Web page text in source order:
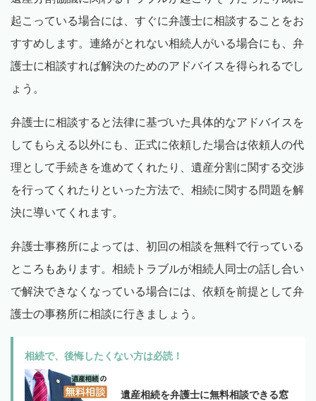
起こっている場合には、すぐに弁護士に相談することをお
すすめします。連絡がとれない相続人がいる場合にも、弁
護士に相談すれば解決のためのアドバイスを得られるでし
ょう。
弁護士に相談すると法律に基づいた具体的なアドバイスを
してもらえる以外にも、正式に依頼した場合は依頼人の代
理として手続きを進めてくれたり、遺産分割に関する交渉
を行ってくれたりといった方法で、相続に関する問題を解
決に導いてくれます。
弁護士事務所によっては、初回の相談を無料で行っている
ところもあります。相続トラブルが相続人同士の話し合い
で解決できなくなっている場合には、依頼を前提として弁
護士の事務所に相談に行きましょう。
相続で、後悔したくない方は必読！
遺産相続を弁護士に無料相談できる窓